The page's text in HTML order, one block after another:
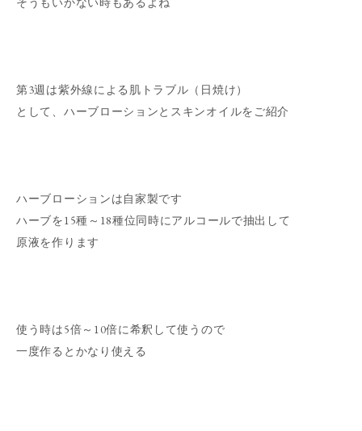
第3週は紫外線による肌トラブル（日焼け）
として、ハーブローションとスキンオイルをご紹介
ハーブローションは自家製です
ハーブを15種～18種位同時にアルコールで抽出して
原液を作ります
使う時は5倍～10倍に希釈して使うので
一度作るとかなり使える